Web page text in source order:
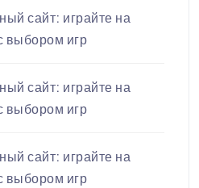
сайт: играйте на
выбором игр
сайт: играйте на
выбором игр
сайт: играйте на
выбором игр